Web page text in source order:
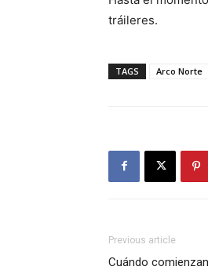
tráileres.
TAGS Arco Norte
Previous article
Cuándo